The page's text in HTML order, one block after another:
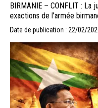
BIRMANIE – CONFLIT : La
exactions de l’armée
Date de publication : 22/02/